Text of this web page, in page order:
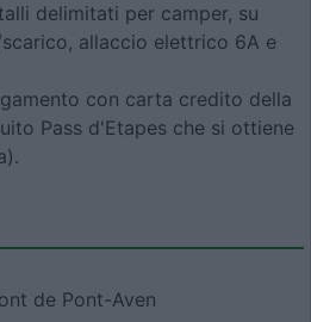
delimitati per camper, su
allaccio elettrico 6A e
con carta credito della
Pass d'Etapes che si ottiene
de Pont-Aven